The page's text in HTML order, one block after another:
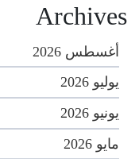
Archives
أغسطس 2026
يوليو 2026
يونيو 2026
مايو 2026